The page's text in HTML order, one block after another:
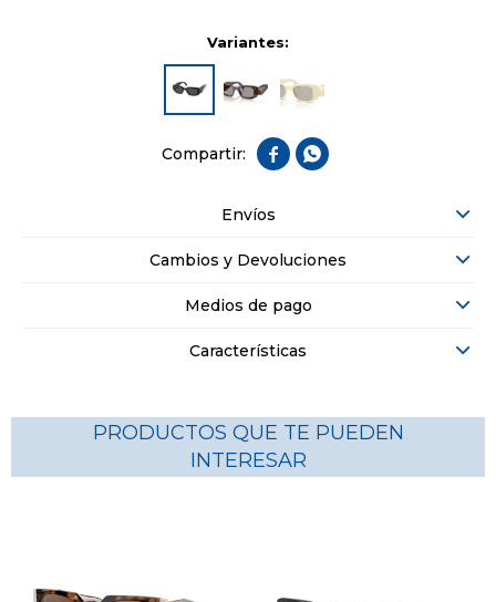
Variantes:
 
Envíos
Cambios y Devoluciones
Medios de pago
Características
PRODUCTOS QUE TE PUEDEN
INTERESAR